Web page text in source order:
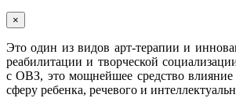
×
Это один из видов арт-терапии и
реабилитации и творческой
с ОВЗ, это мощнейшее средство
сферу ребенка, речевого и